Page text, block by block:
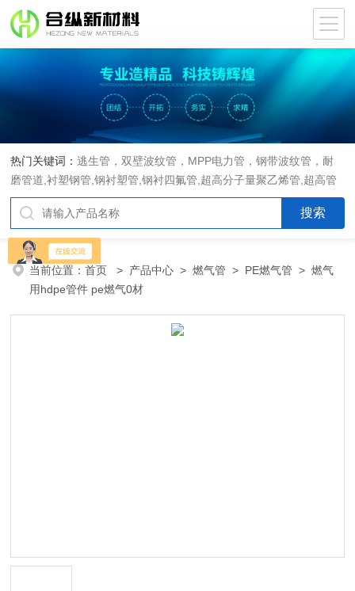
热门关键词：逃生管，双壁波纹管，MPP电力管，钢带波纹管，耐
磨管道,衬塑钢管,钢衬塑管,钢衬四氟管,超高分子量聚乙烯管,超高管
当前位置：首页 > 产品中心 >燃气管 > PE燃气管 > 燃气
用hdpe管件 pe燃气0材